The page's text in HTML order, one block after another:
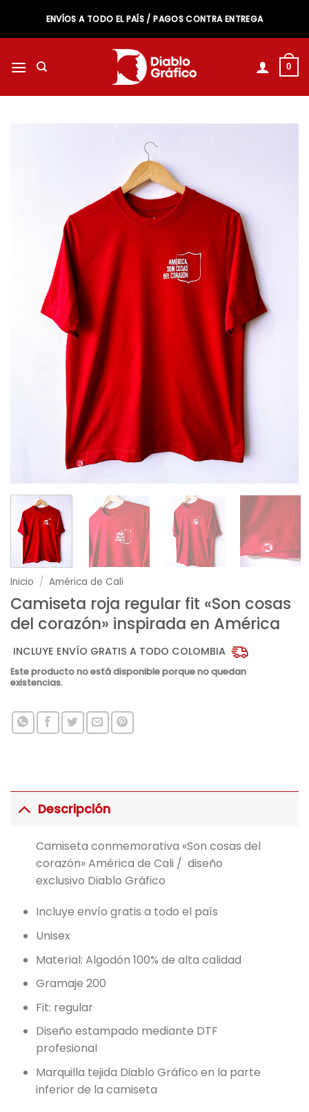
contenido
ENVÍOS A TODO EL PAÍS / PAGOS CONTRA ENTREGA
0
Inicio / América de Cali
Camiseta roja regular fit «Son cosas
del corazón» inspirada en América
INCLUYE ENVÍO GRATIS A TODO COLOMBIA
Este producto no está disponible porque no quedan
existencias.
Descripción
Camiseta conmemorativa «Son cosas del
corazón» América de Cali / diseño
exclusivo Diablo Gráfico
Incluye envío gratis a todo el país
Unisex
Material: Algodón 100% de alta calidad
Gramaje 200
Fit: regular
Diseño estampado mediante DTF
profesional
Marquilla tejida Diablo Gráfico en la parte
inferior de la camiseta